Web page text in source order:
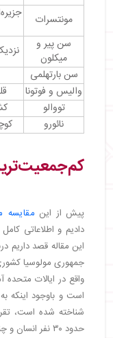
مونتسرات
سن پیر و
میکلون
سن بارتهلمی
والیس و فوتونا
تووالو
نائورو
پیش از این مقایسه
دادیم و اطلاعاتی
این مقاله قصد
جمهوری مولوسیا
واقع در ایالات متحده
حدود ۳۰ نفر انسان و چند حیوان خانگی از جمله ۴ سگ می‌شود.